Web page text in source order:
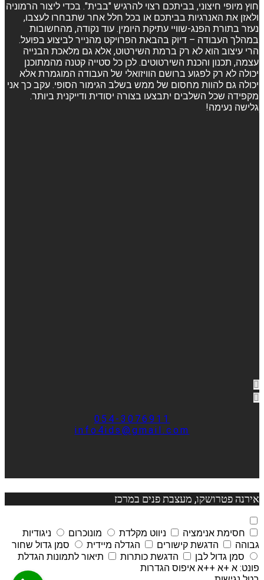
חוץ מיופי חיצוני, בביתכם רצוי להרגיש "בבית". בכדי ליצור הרמוניה
ולאזן את האנרגיות בביתכם או בכל חלל אחר שתבחרו לעצבו,
נעזר בתורת הפנג-שוויי עתיקת היומין. עוד נקודה, מהחשובות
במהלך העבודה – דיוק בהבאת הפרויקט מהנייר לביצוע בפועל.
הרי עיצוב הוא לא רק ברמת השירטוט, אלא גם מלאכת הבנייה
עצמה, תכנון והכנת השירטוטים. לכן כל סטייה קטנה מהמתוכנן
יכולה לא רק לפגוע ברושם הוויזואלי של העבודה המוגמרת אלא
יכולה גם להוות מחסום של ממש בשלב הגימור הסופי. עקב כך אני
מקפידה שכל השלבים יתבצעו בצורה יסודית ודייקנית ביותר.
גלישה נעימה!
054-3076911
info4ids@gmail.com
אירנה פטרושקו, מעצבת פנים במרכז
חסימת אנימציה ניווט מקלדת מונוכרום
ניגודיות
גבוהה
הדגשת קישורים הגדלה מיידית
סמן גדול שחור
סמן גדול לבן
הדגשת כותרות תיאור לתמונות הגדלת
פונט: א +א ++א איפוס הגדרות